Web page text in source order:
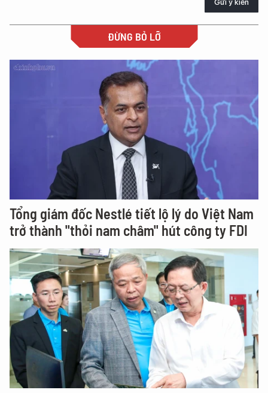
Gửi ý kiến
ĐỪNG BỎ LỠ
Tổng giám đốc Nestlé tiết lộ lý do Việt Nam
trở thành "thỏi nam châm" hút công ty FDI